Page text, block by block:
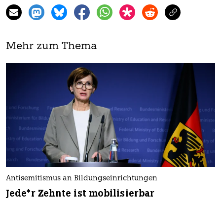
Mehr zum Thema
Antisemitismus an Bildungseinrichtungen
Je­de*r Zehnte ist mobilisierbar